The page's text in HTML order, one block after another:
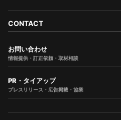
CONTACT
お問い合わせ
情報提供・訂正依頼・取材相談
PR・タイアップ
プレスリリース・広告掲載・協業